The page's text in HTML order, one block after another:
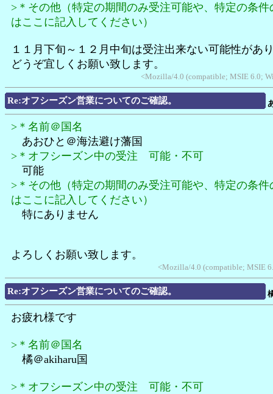
>＊その他（特定の期間のみ受注可能や、特定の条件
はここに記入してください）
１１月下旬～１２月中旬は受注出来ない可能性があ
どうぞ宜しくお願い致します。
<Mozilla/4.0 (compatible; MSIE 6.0;
Re:オフシーズン営業についてのご確認。
>＊名前＠国名
あおひと＠海法避け藩国
>＊オフシーズン中の受注 可能・不可
可能
>＊その他（特定の期間のみ受注可能や、特定の条件
はここに記入してください）
特にありません
よろしくお願い致します。
<Mozilla/4.0 (compatible; MSIE
Re:オフシーズン営業についてのご確認。
お疲れ様です
>＊名前＠国名
橘＠akiharu国
>＊オフシーズン中の受注 可能・不可